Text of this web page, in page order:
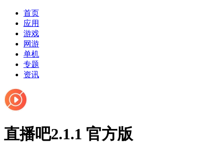
首页
应用
游戏
网游
单机
专题
资讯
直播吧2.1.1 官方版